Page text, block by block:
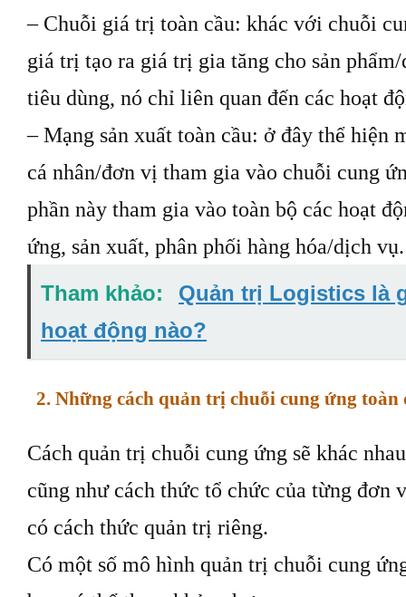
– Chuỗi giá trị toàn cầu: khác với chuỗi
giá trị tạo ra giá trị gia tăng cho sản
tiêu dùng, nó chỉ liên quan đến các hoạt
– Mạng sản xuất toàn cầu: ở đây thể hiện
cá nhân/đơn vị tham gia vào chuỗi cung
phần này tham gia vào toàn bộ các hoạt
ứng, sản xuất, phân phối hàng hóa/dịch vụ.
Tham khảo:
Quản trị Logistics là
hoạt động nào?
2. Những cách quản trị chuỗi cung ứng toàn
Cách quản trị chuỗi cung ứng sẽ khác
cũng như cách thức tổ chức của từng đơn
có cách thức quản trị riêng.
Có một số mô hình quản trị chuỗi cung